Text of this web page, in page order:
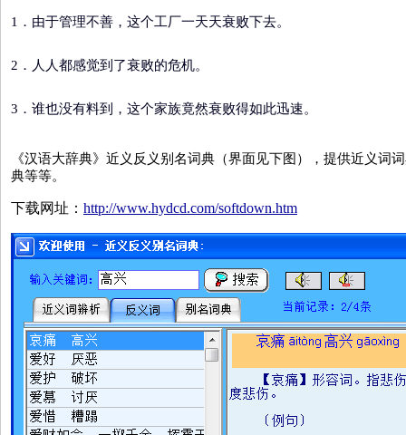
1．由于管理不善，这个工厂一天天衰败下去。
2．人人都感觉到了衰败的危机。
3．谁也没有料到，这个家族竟然衰败得如此迅速。
《汉语大辞典》近义反义别名词典（界面见下图），提供近义词
典等等。
下载网址： http://www.hydcd.com/softdown.htm